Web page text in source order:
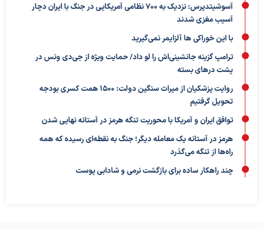
آسوشیتدپرس: نزدیک به ۷۰۰ نظامی آمریکایی در جنگ با ایران دچار
آسیب مغزی شدند
با این خوراکی ها آلزایمر نمی‌گیرید
ترامپ گزینه جانشینی‌اش را لو داد/ حمایت ویژه از جی‌دی ونس در
پشت درهای بسته
روایت پزشکیان از میراث سنگین دولت: ۱۵۰۰ همت کسری بودجه
تحویل گرفتیم
توافق ایران و آمریکا با محوریت تنگه هرمز در آستانه نهایی شدن
هرمز در آستانه یک معامله دیگر؛ جنگ به نقطه‌ای رسیده که همه
راه‌ها از تنگه می‌گذرد
چند راهکار ساده برای بازگشت نرمی و شادابی پوست